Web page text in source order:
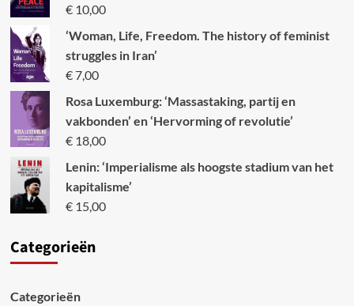
€10,00
‘Woman, Life, Freedom. The history of feminist
struggles in Iran’
€7,00
Rosa Luxemburg: ‘Massastaking, partij en
vakbonden’ en ‘Hervorming of revolutie’
€18,00
Lenin: ‘Imperialisme als hoogste stadium van het
kapitalisme’
€15,00
Categorieën
Categorieën